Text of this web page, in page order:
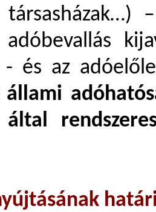
és az
állami
által